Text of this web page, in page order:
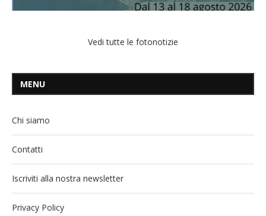
Vedi tutte le fotonotizie
MENU
Chi siamo
Contatti
Iscriviti alla nostra newsletter
Privacy Policy